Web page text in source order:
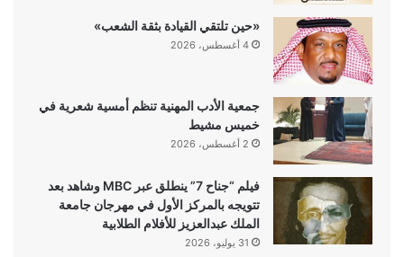
«حين تلتقي القيادة بثقة الشعب»
4 أغسطس، 2026
جمعية الأدب المهنية تنظم أمسية شعرية في
خميس مشيط
2 أغسطس، 2026
فيلم “جناح 7” ينطلق عبر MBC وشاهد بعد
تتويجه بالمركز الأول في مهرجان جامعة
الملك عبدالعزيز للأفلام الطلابية
31 يوليو، 2026